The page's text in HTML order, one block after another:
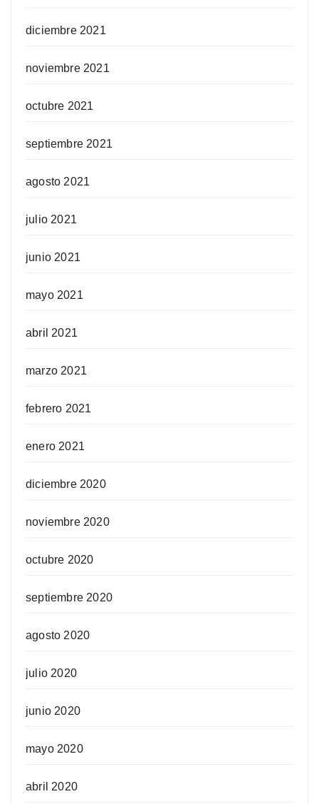
diciembre 2021
noviembre 2021
octubre 2021
septiembre 2021
agosto 2021
julio 2021
junio 2021
mayo 2021
abril 2021
marzo 2021
febrero 2021
enero 2021
diciembre 2020
noviembre 2020
octubre 2020
septiembre 2020
agosto 2020
julio 2020
junio 2020
mayo 2020
abril 2020